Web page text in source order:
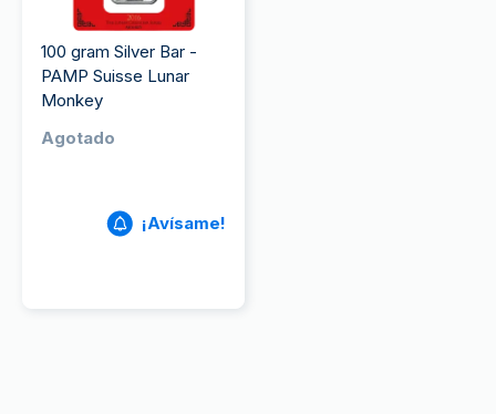
100 gram Silver Bar -
PAMP Suisse Lunar
Monkey
Agotado
¡Avísame!